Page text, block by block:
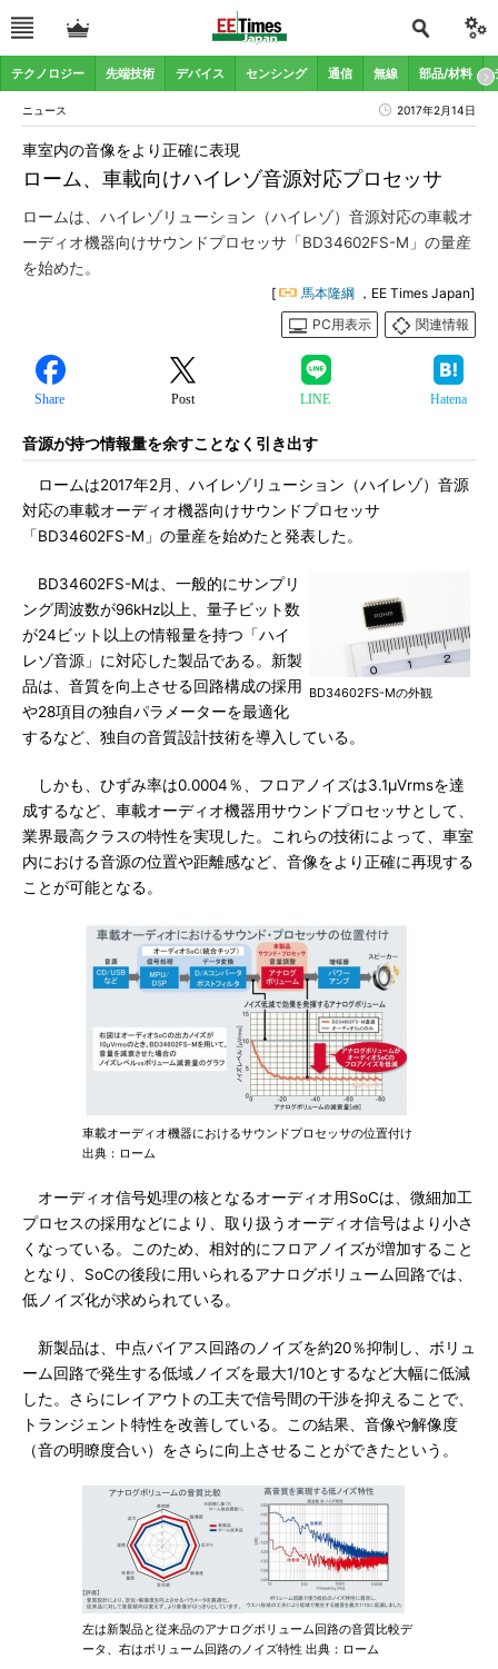
テクノロジー 先端技術 デバイス センシング 通信 無線 部品/材料
ニュース 2017年2月14日
ローム、車載向けハイレゾ音源対応プロセッサ
車室内の音像をより正確に表現
ロームは、ハイレゾリューション（ハイレゾ）音源対応の車載オ
ーディオ機器向けサウンドプロセッサ「BD34602FS-M」の量産
を始めた。
[ 馬本隆綱 ，EE Times Japan]
PC用表示
関連情報
Share Post LINE Hatena
音源が持つ情報量を余すことなく引き出す
ロームは2017年2月、ハイレゾリューション（ハイレゾ）音源
対応の車載オーディオ機器向けサウンドプロセッサ
「BD34602FS-M」の量産を始めたと発表した。
BD34602FS-Mの外観
BD34602FS-Mは、一般的にサンプリ
ング周波数が96kHz以上、量子ビット数
が24ビット以上の情報量を持つ「ハイ
レゾ音源」に対応した製品である。新製
品は、音質を向上させる回路構成の採用
や28項目の独自パラメーターを最適化
するなど、独自の音質設計技術を導入している。
しかも、ひずみ率は0.0004％、フロアノイズは3.1μVrmsを達
成するなど、車載オーディオ機器用サウンドプロセッサとして、
業界最高クラスの特性を実現した。これらの技術によって、車室
内における音源の位置や距離感など、音像をより正確に再現する
ことが可能となる。
車載オーディオ機器におけるサウンドプロセッサの位置付け
出典：ローム
オーディオ信号処理の核となるオーディオ用SoCは、微細加工
プロセスの採用などにより、取り扱うオーディオ信号はより小さ
くなっている。このため、相対的にフロアノイズが増加すること
となり、SoCの後段に用いられるアナログボリューム回路では、
低ノイズ化が求められている。
新製品は、中点バイアス回路のノイズを約20％抑制し、ボリュ
ーム回路で発生する低域ノイズを最大1/10とするなど大幅に低減
した。さらにレイアウトの工夫で信号間の干渉を抑えることで、
トランジェント特性を改善している。この結果、音像や解像度
（音の明瞭度合い）をさらに向上させることができたという。
左は新製品と従来品のアナログボリューム回路の音質比較デ
ータ、右はボリューム回路のノイズ特性 出典：ローム